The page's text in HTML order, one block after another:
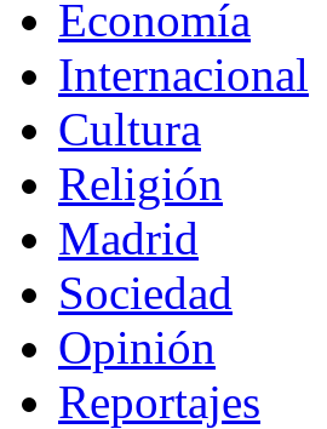
Economía
Internacional
Cultura
Religión
Madrid
Sociedad
Opinión
Reportajes